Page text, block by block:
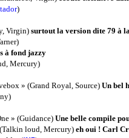
)
Virgin) surtout la version dite 79 à
à fond jazzy
Mercury)
» (Grand Royal, Source) Un bel
» (Guidance) Une belle compile
loud, Mercury)eh oui ! Carl